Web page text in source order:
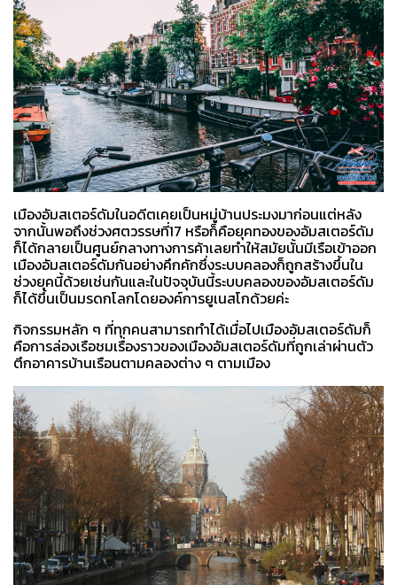
เมืองอัมสเตอร์ดัมในอดีตเคยเป็นหมู่บ้านประมงมาก่อนแต่หลัง
จากนั้นพอถึงช่วงศตวรรษที่17 หรือก็คือยุคทองของอัมสเตอร์ดัม
ก็ได้กลายเป็นศูนย์กลางทางการค้าเลยทำให้สมัยนั้นมีเรือเข้าออก
เมืองอัมสเตอร์ดัมกันอย่างคึกคักซึ่งระบบคลองก็ถูกสร้างขึ้นใน
ช่วงยุคนี้ด้วยเช่นกันและในปัจจุบันนี้ระบบคลองของอัมสเตอร์ดัม
ก็ได้ขึ้นเป็นมรดกโลกโดยองค์การยูเนสโกด้วยค่ะ
กิจกรรมหลัก ๆ ที่ทุกคนสามารถทำได้เมื่อไปเมืองอัมสเตอร์ดัมก็
คือการล่องเรือชมเรื่องราวของเมืองอัมสเตอร์ดัมที่ถูกเล่าผ่านตัว
ตึกอาคารบ้านเรือนตามคลองต่าง ๆ ตามเมือง